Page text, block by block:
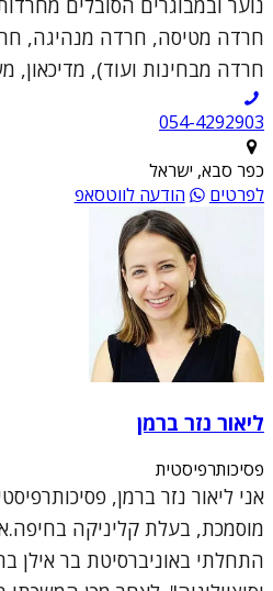
נוער ובמבוגרים הסובלים
חרדה מטיסה, חרדה מנהיגה,
חרדה מבחינות ועוד),
054-4292903
כפר סבא, ישראל
לפרטים
הודעה לווטסאפ
ליאור נזר ברמן
פסיכותרפיסטית
אני ליאור נזר ברמן,
מוסמכת, בעלת קליניקה
התחלתי באוניברסיטת בר אילן